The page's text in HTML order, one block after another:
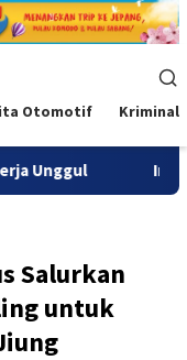
Otomotif Kriminal
​Integrasikan
Salurkan
untuk